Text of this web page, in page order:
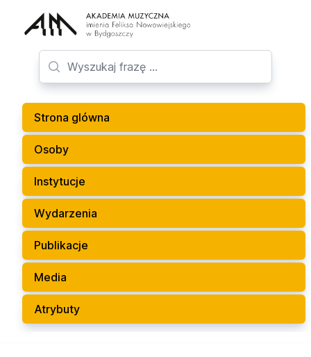
Strona glówna
Osoby
Instytucje
Wydarzenia
Publikacje
Media
Atrybuty